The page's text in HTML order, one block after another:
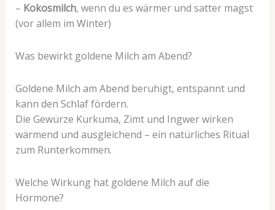
– Kokosmilch, wenn du es wärmer und satter magst
(vor allem im Winter)
Was bewirkt goldene Milch am Abend?
Goldene Milch am Abend beruhigt, entspannt und
kann den Schlaf fördern.
Die Gewürze Kurkuma, Zimt und Ingwer wirken
wärmend und ausgleichend – ein natürliches Ritual
zum Runterkommen.
Welche Wirkung hat goldene Milch auf die
Hormone?